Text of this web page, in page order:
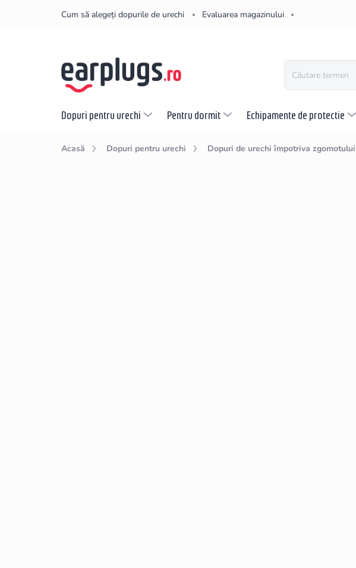
Cum să alegeți dopurile de urechi Evaluarea magazinului
Dopuri pentru urechi Pentru dormit Echipamente de protectie
Acasă Dopuri pentru urechi Dopuri de urechi împotriva zgomotului